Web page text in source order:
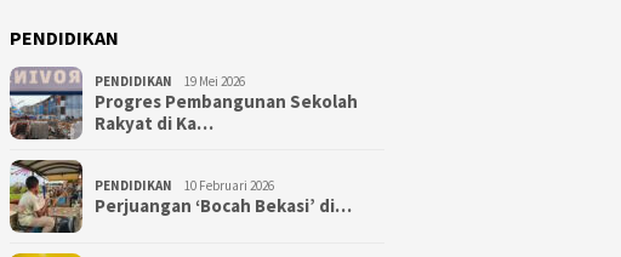
PENDIDIKAN
PENDIDIKAN 19 Mei 2026
Progres Pembangunan Sekolah
Rakyat di Ka…
PENDIDIKAN 10 Februari 2026
Perjuangan ‘Bocah Bekasi’ di…